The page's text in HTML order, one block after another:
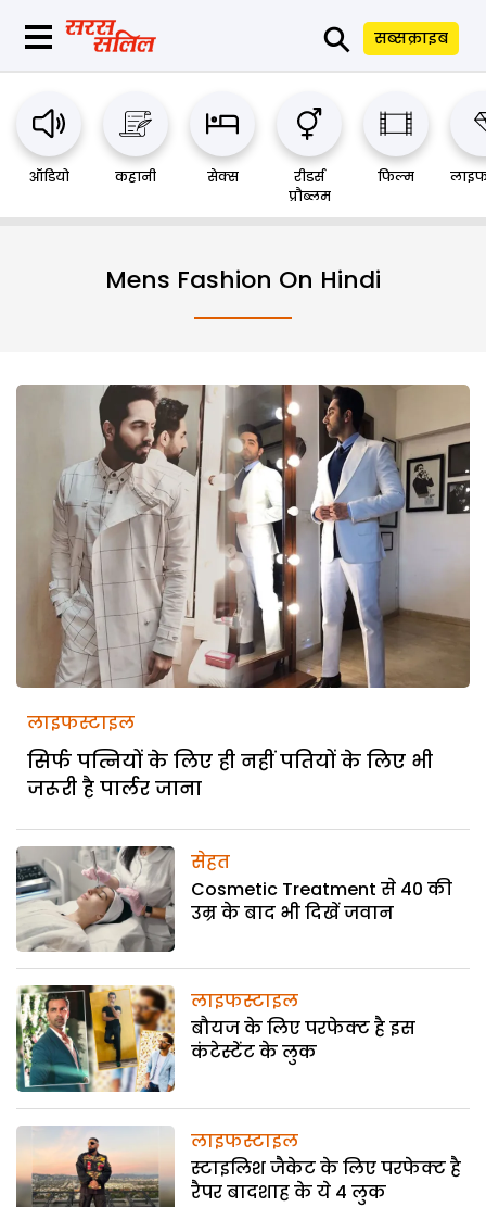
⚲ सब्सक्राइब
ऑडियो कहानी सेक्स
रीडर्स
प्रौब्लम
फिल्म
Mens Fashion On Hindi
लाइफस्टाइल
सिर्फ पत्नियों के लिए ही नहीं पतियों के लिए भी
जरूरी है पार्लर जाना
सेहत
Cosmetic Treatment से 40 की
उम्र के बाद भी दिखें जवान
लाइफस्टाइल
बौयज के लिए परफेक्ट है इस
कंटेस्टेंट के लुक
लाइफस्टाइल
स्टाइलिश जैकेट के लिए परफेक्ट है
रैपर बादशाह के ये 4 लुक